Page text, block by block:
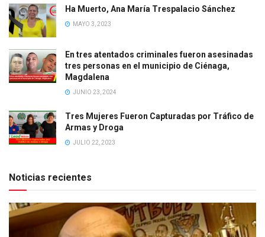
Ha Muerto, Ana María Trespalacio Sánchez
MAYO 3, 2023
En tres atentados criminales fueron asesinadas
tres personas en el municipio de Ciénaga,
Magdalena
JUNIO 23, 2024
Tres Mujeres Fueron Capturadas por Tráfico de
Armas y Droga
JULIO 22, 2023
Noticias recientes